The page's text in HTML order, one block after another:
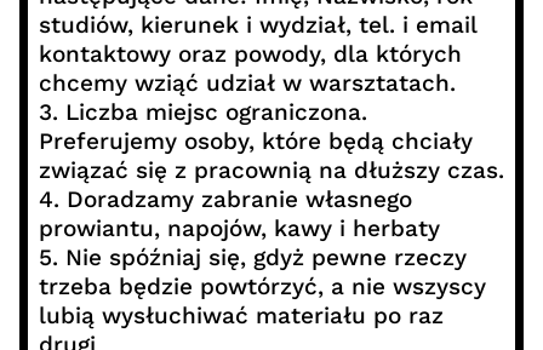
studiów, kierunek i wydział, tel. i email
kontaktowy oraz powody, dla których
chcemy wziąć udział w warsztatach.
3. Liczba miejsc ograniczona.
Preferujemy osoby, które będą chciały
związać się z pracownią na dłuższy czas.
4. Doradzamy zabranie własnego
prowiantu, napojów, kawy i herbaty
5. Nie spóźniaj się, gdyż pewne rzeczy
trzeba będzie powtórzyć, a nie wszyscy
lubią wysłuchiwać materiału po raz